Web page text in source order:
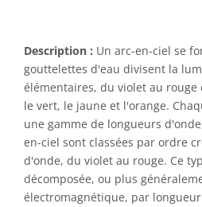
Description : Un arc-en-ciel se
gouttelettes d'eau divisent la
élémentaires, du violet au
le vert, le jaune et l'orange.
une gamme de longueurs
en-ciel sont classées par ordre
d'onde, du violet au rouge. Ce
décomposée, ou plus
électromagnétique, par